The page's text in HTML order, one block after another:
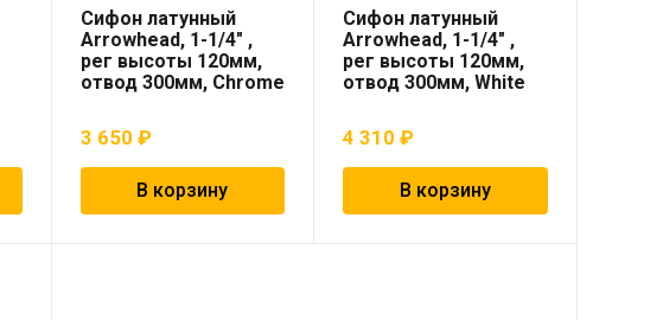
Сифон латунный
Arrowhead, 1-1/4″ ,
рег высоты 120мм,
отвод 300мм, Chrome
3 650 ₽
В корзину
Сифон латунный
Arrowhead, 1-1/4″ ,
рег высоты 120мм,
отвод 300мм, White
4 310₽
В корзину